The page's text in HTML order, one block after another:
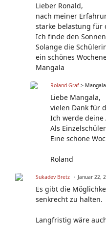
Lieber Ronald,
nach meiner
starke belastung für
Ich finde den
Solange die
ein schönes
Mangala
Roland Graf > Mangala
Liebe Mangala,
vielen Dank für
Ich werde deine
Als
Eine schöne
Roland
Sukadev Bretz Januar 22,
Es gibt die
senkrecht zu halten.
Langfristig wäre